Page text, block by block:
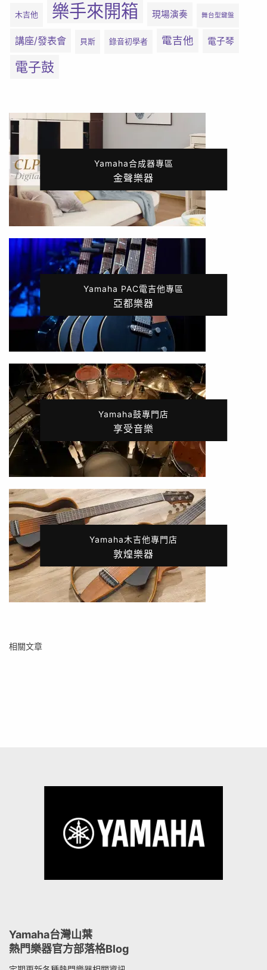
木吉他 樂手來開箱 現場演奏 舞台型鍵盤
講座/發表會 貝斯 錄音初學者 電吉他 電子琴
電子鼓
Yamaha合成器專區
金聲樂器
Yamaha PAC電吉他專區
亞都樂器
Yamaha鼓專門店
享受音樂
Yamaha木吉他專門店
敦煌樂器
相關文章
Yamaha台灣山葉
熱門樂器官方部落格Blog